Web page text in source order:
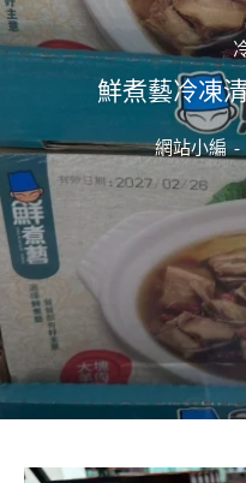
鮮煮藝冷凍
網站小編 -